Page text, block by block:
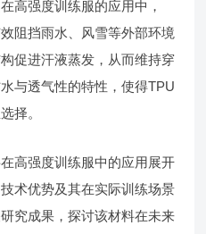
高强度训练服的应用中，
阻挡雨水、风雪等外部环境
促进汗液蒸发，从而维持穿
与透气性的特性，使得TPU
择。
高强度训练服中的应用展开
术优势及其在实际训练场景
究成果，探讨该材料在未来